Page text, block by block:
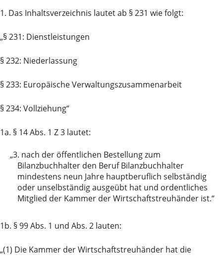
1. Das Inhaltsverzeichnis lautet ab § 231 wie folgt:
„§ 231: Dienstleistungen
§ 232: Niederlassung
§ 233: Europäische Verwaltungszusammenarbeit
§ 234: Vollziehung“
1a. § 14 Abs. 1 Z 3 lautet:
„3. nach der öffentlichen Bestellung zum
Bilanzbuchhalter den Beruf Bilanzbuchhalter
mindestens neun Jahre hauptberuflich selbständig
oder unselbständig ausgeübt hat und ordentliches
Mitglied der Kammer der Wirtschaftstreuhänder ist.“
1b. § 99 Abs. 1 und Abs. 2 lauten:
„(1) Die Kammer der Wirtschaftstreuhänder hat die